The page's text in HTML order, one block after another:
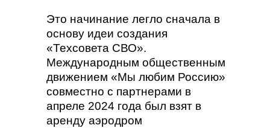
Это начинание легло сначала в
основу идеи создания
«Техсовета СВО».
Международным общественным
движением «Мы любим Россию»
совместно с партнерами в
апреле 2024 года был взят в
аренду аэродром